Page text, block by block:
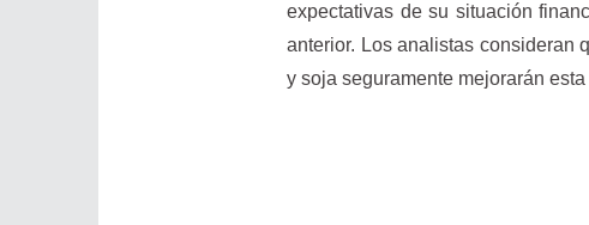
expectativas de su situación
anterior. Los analistas consideran
y soja seguramente mejorarán